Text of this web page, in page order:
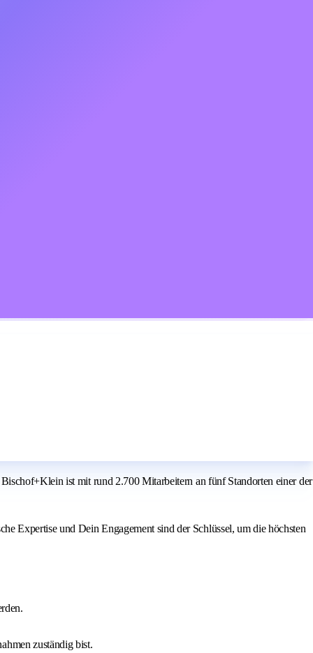
ist mit rund 2.700 Mitarbeitern an fünf Standorten einer der
Expertise und Dein Engagement sind der Schlüssel, um die höchsten
zuständig bist.